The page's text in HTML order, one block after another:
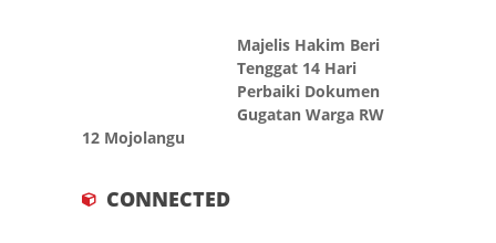
Majelis Hakim Beri
Tenggat 14 Hari
Perbaiki Dokumen
Gugatan Warga RW
12 Mojolangu
CONNECTED